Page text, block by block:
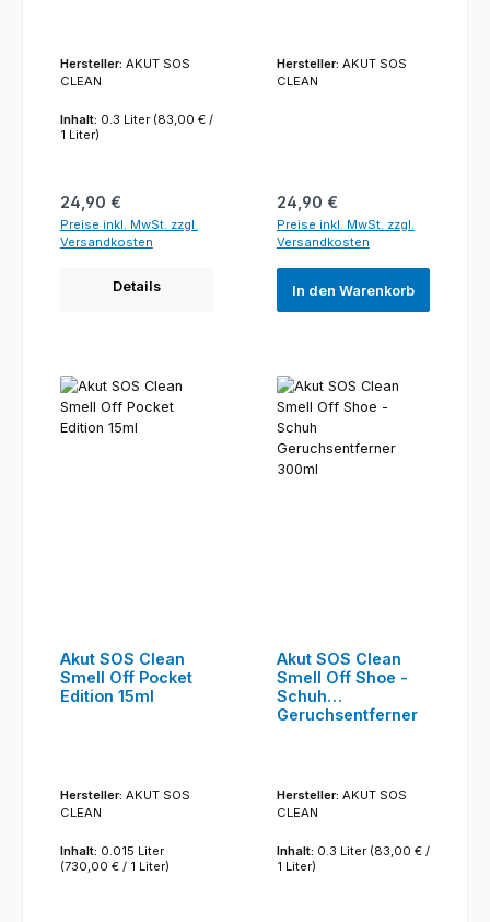
Hersteller: AKUT SOS
CLEAN
Inhalt: 0.3 Liter (83,00 € /
1 Liter)
Regulärer Preis:
24,90 €
Preise inkl. MwSt. zzgl.
Versandkosten
Details
Hersteller: AKUT SOS
CLEAN
Regulärer Preis:
24,90 €
Preise inkl. MwSt. zzgl.
Versandkosten
In den Warenkorb
Akut SOS Clean
Smell Off Pocket
Edition 15ml
Hersteller: AKUT SOS
CLEAN
Inhalt: 0.015 Liter
(730,00 € / 1 Liter)
Akut SOS Clean
Smell Off Shoe -
Schuh
Geruchsentferner
Hersteller: AKUT SOS
CLEAN
Inhalt: 0.3 Liter (83,00 € /
1 Liter)